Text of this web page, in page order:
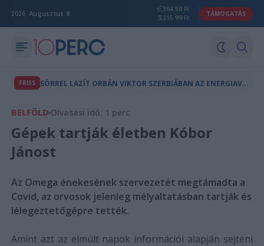
2026. Augusztus 8.
364.50 Ft
315.99 Ft
TÁMOGATÁS
FRISS S
ÖRREL LAZÍT ORBÁN VIKTOR SZERBIÁBAN AZ ENERGIAVÁLSÁG ALATT
BELFÖLD Olvasási idő: 1 perc
Gépek tartják életben Kóbor
Jánost
Az Omega énekesének szervezetét megtámadta a
Covid, az orvosok jelenleg mélyaltatásban tartják és
lélegeztetőgépre tették.
Amint azt az elmúlt napok információi alapján sejteni